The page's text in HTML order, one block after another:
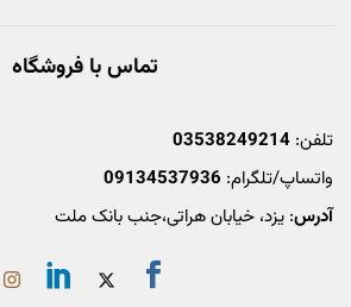
تماس با فروشگاه
تلفن: 03538249214
واتساپ/تلگرام: 09134537936
آدرس: یزد، خیابان هراتی،جنب بانک ملت